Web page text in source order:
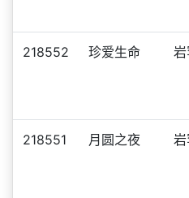
218552 珍爱生命
218551 月圆之夜